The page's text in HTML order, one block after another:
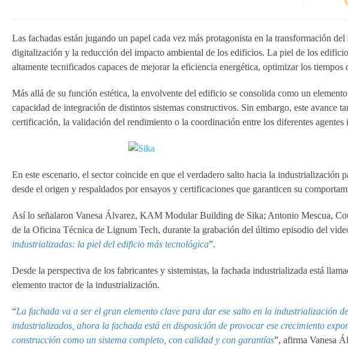
Las fachadas están jugando un papel cada vez más protagonista en la transformación
digitalización y la reducción del impacto ambiental de los edificios. La piel de los
altamente tecnificados capaces de mejorar la eficiencia energética, optimizar los
Más allá de su función estética, la envolvente del edificio se consolida como un
capacidad de integración de distintos sistemas constructivos. Sin embargo, este avance
certificación, la validación del rendimiento o la coordinación entre los diferentes agentes
En este escenario, el sector coincide en que el verdadero salto hacia la industrialización
desde el origen y respaldados por ensayos y certificaciones que garanticen su
Así lo señalaron Vanesa Álvarez, KAM Modular Building de Sika; Antonio Mescua,
de la Oficina Técnica de Lignum Tech, durante la grabación del último episodio del
industrializadas: la piel del edificio más tecnológica”.
Desde la perspectiva de los fabricantes y sistemistas, la fachada industrializada está
elemento tractor de la industrialización.
“La fachada va a ser el gran elemento clave para dar ese salto en la industrialización
industrializados, ahora la fachada está en disposición de provocar ese crecimiento
construcción como un sistema completo, con calidad y con garantías”, afirma Vanesa